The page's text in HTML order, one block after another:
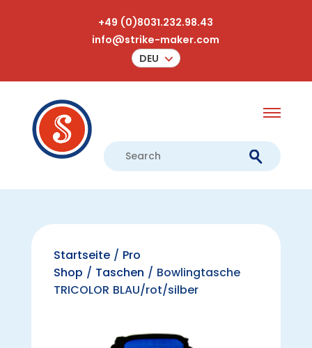
+49 (0)8031.232.98.43
info@strike-maker.com
DEU
Startseite/ Pro
Shop / Taschen / Bowlingtasche
TRICOLOR BLAU/rot/silber